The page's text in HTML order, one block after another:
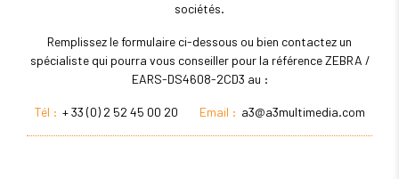
sociétés.
Remplissez le formulaire ci-dessous ou bien contactez un
spécialiste qui pourra vous conseiller pour la référence ZEBRA /
EARS-DS4608-2CD3 au :
Tél : + 33 (0) 2 52 45 00 20 Email : a3@a3multimedia.com